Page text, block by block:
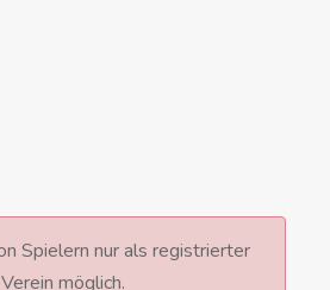
Spielern nur als registrierter
Verein möglich.